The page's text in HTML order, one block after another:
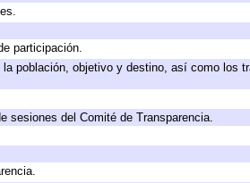
participación.
población, objetivo y destino, así como los
sesiones del Comité de Transparencia.